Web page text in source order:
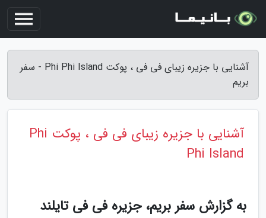
آشنایی با جزیره زیبای فی فی ، پوکت Phi Phi Island - سفر
بریم
آشنایی با جزیره زیبای فی فی ، پوکت Phi
Phi Island
به گزارش سفر بریم، جزیره فی فی تایلند